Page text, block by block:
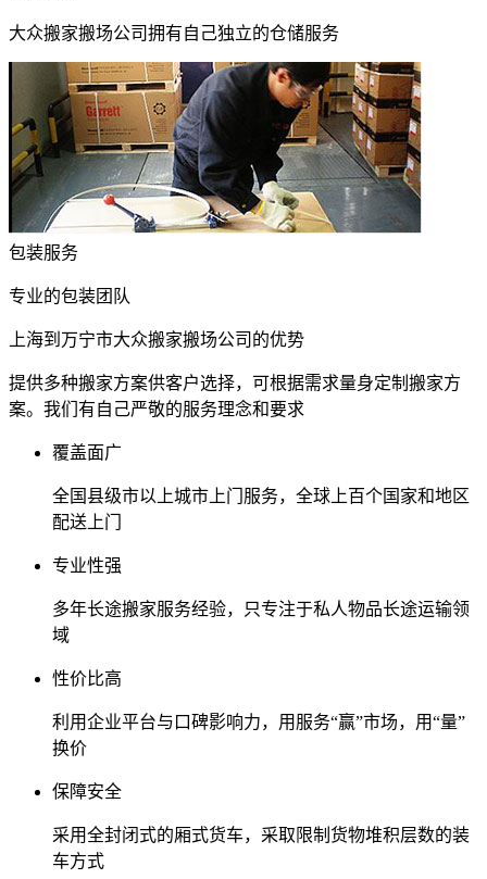
大众搬家搬场公司拥有自己独立的仓储服务
包装服务
专业的包装团队
上海到万宁市大众搬家搬场公司的优势
提供多种搬家方案供客户选择，可根据需求量身定制搬家方
案。我们有自己严敬的服务理念和要求
覆盖面广
全国县级市以上城市上门服务，全球上百个国家和地区
配送上门
专业性强
多年长途搬家服务经验，只专注于私人物品长途运输领
域
性价比高
利用企业平台与口碑影响力，用服务“赢”市场，用“量”
换价
保障安全
采用全封闭式的厢式货车，采取限制货物堆积层数的装
车方式